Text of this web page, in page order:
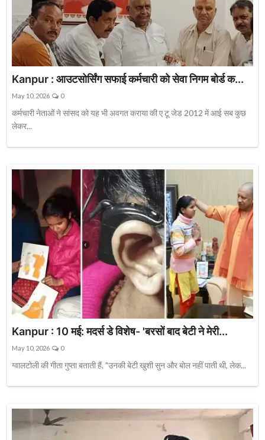
Kanpur : आउटसोर्सिंग सफाई कर्मचारी को सेवा निगम बोर्ड क...
May 10, 2026 0
कर्मचारी नेताओं ने सांसद को यह भी अवगत कराया की ए टू जेड 2012 में आई सब कुछ
लेकर...
Kanpur : 10 मई: मदर्स डे विशेष- 'बरसों बाद बेटी ने मेरी...
May 10, 2026 0
ग्वालटोली की गीता गुप्ता बताती हैं, "उनकी बेटी खुशी सुन और बोल नहीं पाती थी, लेक...